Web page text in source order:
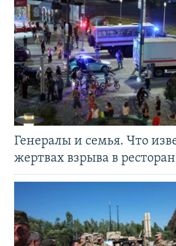
Генералы и семья. Что
жертвах взрыва в